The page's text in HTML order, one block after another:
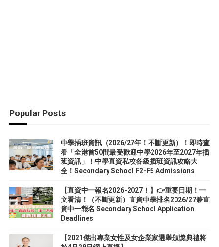
Popular Posts
中學插班資訊（2026/27年！不斷更新）！即時查
看「全港首50間最受歡迎中學2026年至2027年插
班資訊」！中學直資私校各級插班資訊攻略大
全！Secondary School F2-F5 Admissions
【直資中一報名2026-2027！】👉重要日期！一
文看清！（不斷更新）直資中學排名2026/27兼直
資中一報名 Secondary School Application
Deadlines
【2021傑出專業女性及女企業家選舉頒獎典禮將